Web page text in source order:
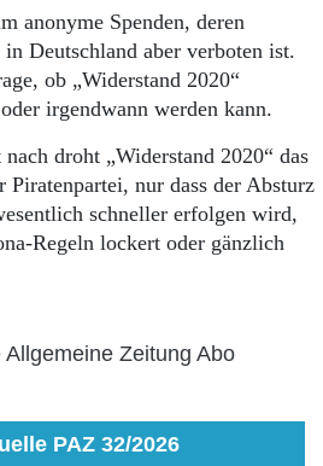
anonyme Spenden, deren
in Deutschland aber verboten ist.
ob „Widerstand 2020“
irgendwann werden kann.
droht „Widerstand 2020“ das
Piratenpartei, nur dass der Absturz
schneller erfolgen wird,
Regeln lockert oder gänzlich
PAZ 32/2026